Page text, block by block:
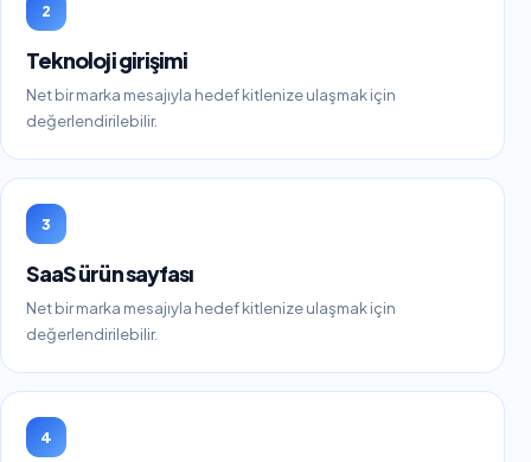
2
Teknoloji girişimi
Net bir marka mesajıyla hedef kitlenize ulaşmak için
değerlendirilebilir.
3
SaaS ürün sayfası
Net bir marka mesajıyla hedef kitlenize ulaşmak için
değerlendirilebilir.
4